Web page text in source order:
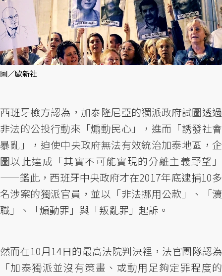
圖／歐新社
西班牙檢方認為，加泰隆尼亞的獨派政府試圖透過
非法的公投行動來「煽動民心」，進而「誘發社會
暴亂」，迫使中央政府無法有效統治加泰地區，企
圖以此達成「其實不可能實現的分離主義野望」
——鑑此，西班牙中央政府才在2017年底逮捕10多
名涉案的獨派官員，並以「非法挪用公款」、「瀆
職」、「煽動罪」與「叛亂罪」起訴。
然而在10月14日的最高法院判決裡，法官團隊認為
「加泰獨派並沒有策畫、或動用足夠定罪程度的